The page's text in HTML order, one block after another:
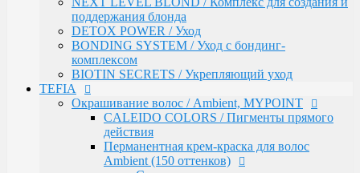
Средства для обесцвечивания волос /
Ambient
Крем-окислитель / Ambient
Перманентная крем-краска для волос /
MYPOINT (104 оттенка)
Корректоры
Специальные оттенки для седых волос
- SPECIAL GREY
Специальные оттенки - SPECIAL
BLONDES
Основные (модные) оттенки
поддержания блонда
DETOX POWER / Уход
BONDING SYSTEM / Уход с бондинг-
комплексом
BIOTIN SECRETS / Укрепляющий уход
TEFIA
Окрашивание волос / Ambient, MYPOINT
CALEIDO COLORS / Пигменты прямого
действия
Перманентная крем-краска для волос
Ambient (150 оттенков)